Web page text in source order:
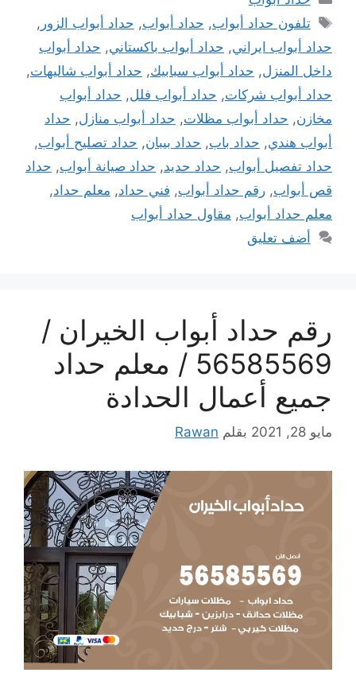
الوسوم
تلفون حداد أبواب, حداد أبواب, حداد أبواب الزور ,
حداد أبواب ايراني, حداد أبواب باكستاني, حداد أبواب
داخل المنزل, حداد أبواب سبابيك, حداد أبواب شاليهات,
حداد أبواب شركات, حداد أبواب فلل, حداد أبواب
مخازن, حداد أبواب مظلات, حداد أبواب منازل, حداد
أبواب هندي, حداد باب, حداد بيبان, حداد تصليح أبواب,
حداد تفصيل أبواب, حداد حديد, حداد صيانة أبواب, حداد
قص أبواب, رقم حداد أبواب, فني حداد, معلم حداد,
معلم حداد أبواب, مقاول حداد أبواب
أضف تعليق
رقم حداد أبواب الخيران /
56585569 / معلم حداد
جميع أعمال الحدادة
مايو 28, 2021 بقلم Rawan